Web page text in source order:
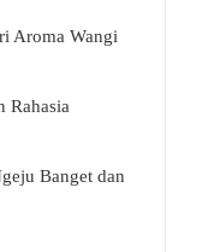
Aroma Wangi
Rahasia
Banget dan